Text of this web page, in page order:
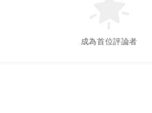
成為首位評論者